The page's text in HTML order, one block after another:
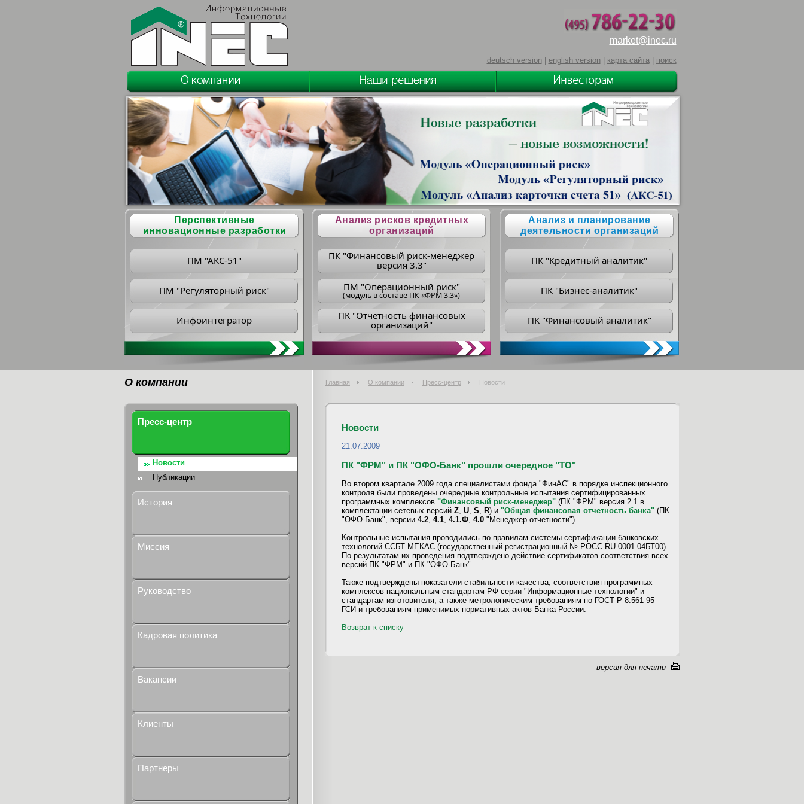
market@inec.ru
deutsch version| english version| карта сайта| поиск
Перспективные
инновационные разработки
ПМ "АКС-51"
ПМ "Регуляторный риск"
Инфоинтегратор
Анализ рисков кредитных
организаций
ПК "Финансовый риск-менеджер
версия 3.3"
ПM "Операционный риск"
(модуль в составе ПК «ФРМ 3.3»)
ПK "Отчетность финансовых
организаций"
Анализ и планирование
деятельности организаций
ПК "Кредитный аналитик"
ПК "Бизнес-аналитик"
ПК "Финансовый аналитик"
О компании Главная О компании Пресс-центр Новости
Пресс-центр
Новости
Публикации
История
Миссия
Руководство
Кадровая политика
Вакансии
Клиенты
Партнеры
Новости
21.07.2009
ПК "ФРМ" и ПК "ОФО-Банк" прошли очередное "ТО"
Во втором квартале 2009 года специалистами фонда "ФинАС" в порядке инспекционного
контроля были проведены очередные контрольные испытания сертифицированных
программных комплексов "Финансовый риск-менеджер" (ПК "ФРМ" версия 2.1 в
комплектации сетевых версий Z U S R) и "Общая финансовая отчетность банка" (ПК
"ОФО-Банк", версии 4.2 4.1 4.1.Ф 4.0 "Менеджер отчетности").
Контрольные испытания проводились по правилам системы сертификации банковских
технологий ССБТ МЕКАС (государственный регистрационный № РОСС RU.0001.04БТ00).
По результатам их проведения подтверждено действие сертификатов соответствия всех
версий ПК "ФРМ" и ПК "ОФО-Банк".
Также подтверждены показатели стабильности качества, соответствия программных
комплексов национальным стандартам РФ серии "Информационные технологии" и
стандартам изготовителя, а также метрологическим требованиям по ГОСТ Р 8.561-95
ГСИ и требованиям применимых нормативных актов Банка России.
Возврат к списку
версия для печати